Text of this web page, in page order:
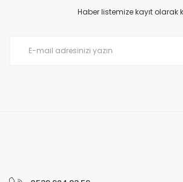
Ürün açıklamasında eksik bilgiler
Haber listemize kayıt